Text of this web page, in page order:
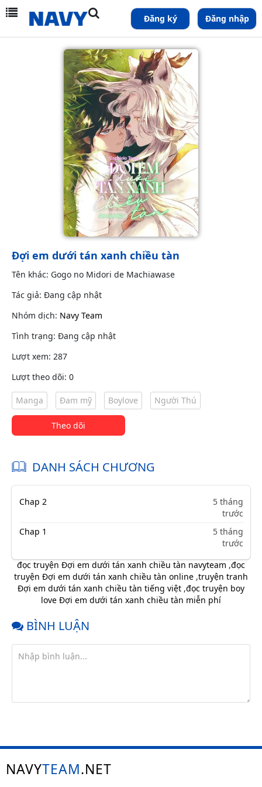
Đăng ký Đăng nhập
Đợi em dưới tán xanh chiều tàn
Tên khác: Gogo no Midori de Machiawase
Tác giả: Đang cập nhật
Nhóm dịch: Navy Team
Tình trạng: Đang cập nhật
Lượt xem: 287
Lượt theo dõi: 0
Manga Đam mỹ Boylove Người Thú
Theo dõi
DANH SÁCH CHƯƠNG
Chap 2
5 tháng
trước
Chap 1
5 tháng
trước
đọc truyện Đợi em dưới tán xanh chiều tàn navyteam ,đọc
truyện Đợi em dưới tán xanh chiều tàn online ,truyện tranh
Đợi em dưới tán xanh chiều tàn tiếng việt ,đọc truyện boy
love Đợi em dưới tán xanh chiều tàn miễn phí
BÌNH LUẬN
NAVYTEAM.NET